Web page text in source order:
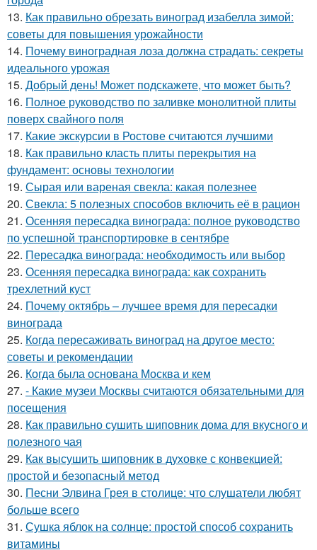
13. Как правильно обрезать виноград изабелла зимой:
советы для повышения урожайности
14. Почему виноградная лоза должна страдать: секреты
идеального урожая
15. Добрый день! Может подскажете, что может быть?
16. Полное руководство по заливке монолитной плиты
поверх свайного поля
17. Какие экскурсии в Ростове считаются лучшими
18. Как правильно класть плиты перекрытия на
фундамент: основы технологии
19. Сырая или вареная свекла: какая полезнее
20. Свекла: 5 полезных способов включить её в рацион
21. Осенняя пересадка винограда: полное руководство
по успешной транспортировке в сентябре
22. Пересадка винограда: необходимость или выбор
23. Осенняя пересадка винограда: как сохранить
трехлетний куст
24. Почему октябрь – лучшее время для пересадки
винограда
25. Когда пересаживать виноград на другое место:
советы и рекомендации
26. Когда была основана Москва и кем
27. - Какие музеи Москвы считаются обязательными для
посещения
28. Как правильно сушить шиповник дома для вкусного и
полезного чая
29. Как высушить шиповник в духовке с конвекцией:
простой и безопасный метод
30. Песни Элвина Грея в столице: что слушатели любят
больше всего
31. Сушка яблок на солнце: простой способ сохранить
витамины